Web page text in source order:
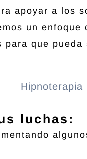
apoyar a los
un enfoque
para que
luchas: